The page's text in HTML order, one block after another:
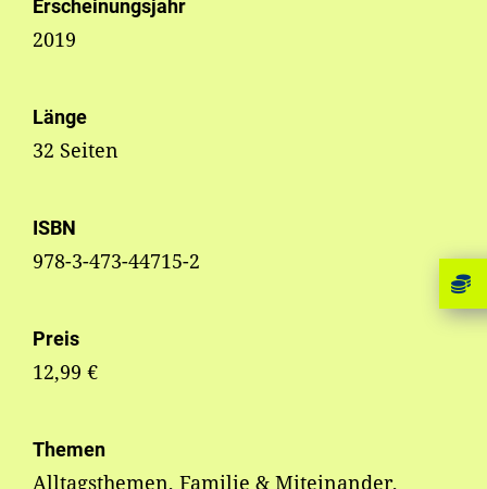
Erscheinungsjahr
2019
Länge
32 Seiten
ISBN
978-3-473-44715-2
Preis
12,99 €
Themen
Alltagsthemen, Familie & Miteinander,